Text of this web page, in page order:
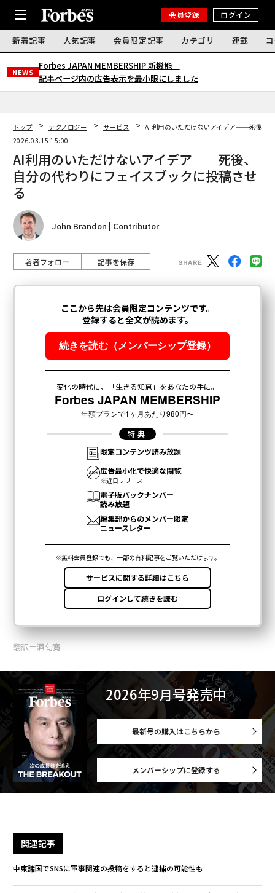
会員登録 ログイン
新着記事 人気記事 会員限定記事 カテゴリ 連載
NEWS
Forbes JAPAN MEMBERSHIP 新機能｜
記事ページ内の広告表示を最小限にしました
トップ テクノロジー サービス
AI利用のいただけないアイデア──死後、
2026.03.15 15:00
AI利用のいただけないアイデア──死後、
自分の代わりにフェイスブックに投稿させ
る
John Brandon | Contributor
著者フォロー 記事を保存
翻訳＝酒匂寛
2026年9月号発売中
最新号の購入はこちらから
メンバーシップに登録する
関連記事
中東諸国でSNSに軍事関連の投稿をすると逮捕の可能性も